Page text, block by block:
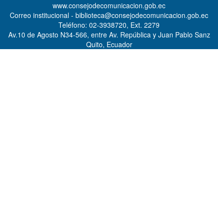
www.consejodecomunicacion.gob.ec
Correo institucional - biblioteca@consejodecomunicacion.gob.ec
Teléfono: 02-3938720, Ext. 2279
Av.10 de Agosto N34-566, entre Av. República y Juan Pablo Sanz
Quito, Ecuador